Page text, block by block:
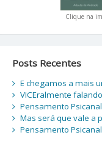
Clique na
Posts Recentes
E chegamos a mais
VICEralmente
Pensamento
Mas será que vale a
Pensamento